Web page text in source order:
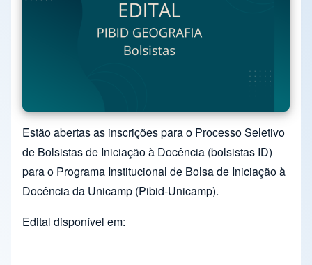
Estão abertas as inscrições para o Processo Seletivo
de Bolsistas de Iniciação à Docência (bolsistas ID)
para o Programa Institucional de Bolsa de Iniciação à
Docência da Unicamp (Pibid-Unicamp).
Edital disponível em: